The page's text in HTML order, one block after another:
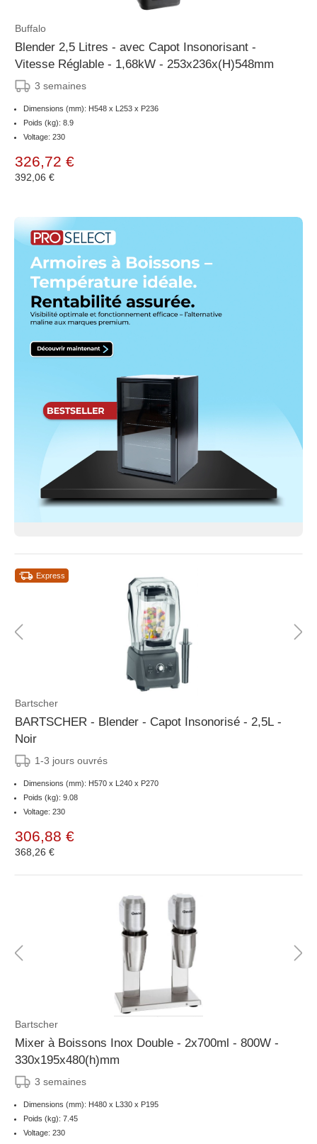
Buffalo
Blender 2,5 Litres - avec Capot Insonorisant -
Vitesse Réglable - 1,68kW - 253x236x(H)548mm
3 semaines
Dimensions (mm): H548 x L253 x P236
Poids (kg): 8.9
Voltage: 230
326,72 €
392,06 €
Express
Bartscher
BARTSCHER - Blender - Capot Insonorisé - 2,5L -
Noir
1-3 jours ouvrés
Dimensions (mm): H570 x L240 x P270
Poids (kg): 9.08
Voltage: 230
306,88 €
368,26 €
Bartscher
Mixer à Boissons Inox Double - 2x700ml - 800W -
330x195x480(h)mm
3 semaines
Dimensions (mm): H480 x L330 x P195
Poids (kg): 7.45
Voltage: 230